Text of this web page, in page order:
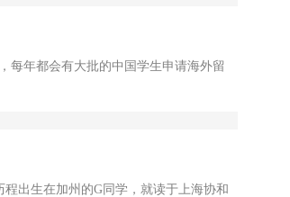
每年都会有大批的中国学生申请海外留
程出生在加州的G同学，就读于上海协和